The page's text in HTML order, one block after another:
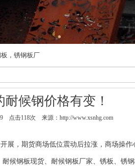
，锈钢板厂
候钢价格有变！
点击118次 来源：http://www.xsnhg.com
，期货商场低位震动后拉涨，商场操作
耐候钢板现货、 耐候钢板厂家、 锈板 、 锈钢